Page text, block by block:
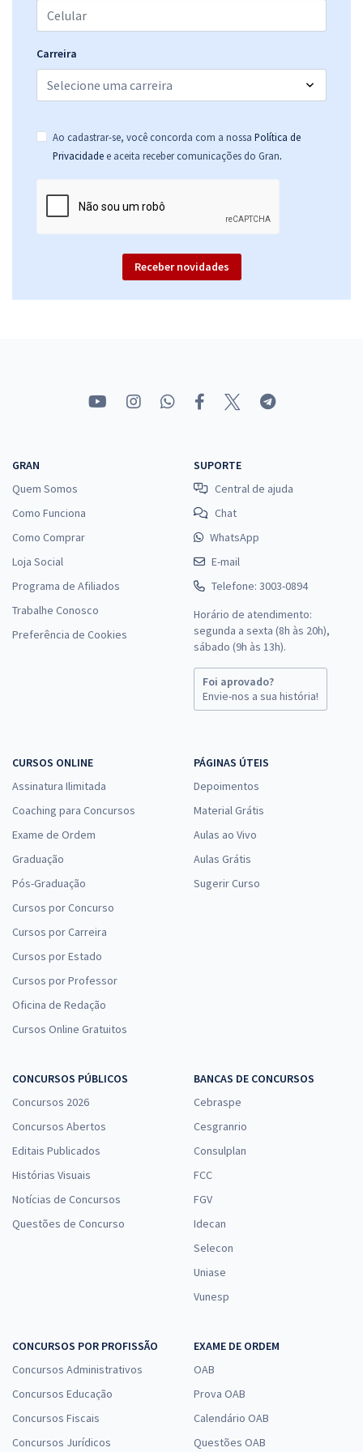
Carreira
Ao cadastrar-se, você concorda com a nossa Política de
Privacidade e aceita receber comunicações do Gran.
Receber novidades
GRAN
Quem Somos
Como Funciona
Como Comprar
Loja Social
Programa de Afiliados
Trabalhe Conosco
Preferência de Cookies
SUPORTE
Central de ajuda
Chat
WhatsApp
E-mail
Telefone: 3003-0894
Horário de atendimento:
segunda a sexta (8h às 20h),
sábado (9h às 13h).
Foi aprovado?
Envie-nos a sua história!
CURSOS ONLINE
Assinatura Ilimitada
Coaching para Concursos
Exame de Ordem
Graduação
Pós-Graduação
Cursos por Concurso
Cursos por Carreira
Cursos por Estado
Cursos por Professor
Oficina de Redação
Cursos Online Gratuitos
PÁGINAS ÚTEIS
Depoimentos
Material Grátis
Aulas ao Vivo
Aulas Grátis
Sugerir Curso
CONCURSOS PÚBLICOS
Concursos 2026
Concursos Abertos
Editais Publicados
Histórias Visuais
Notícias de Concursos
Questões de Concurso
BANCAS DE CONCURSOS
Cebraspe
Cesgranrio
Consulplan
FCC
FGV
Idecan
Selecon
Uniase
Vunesp
CONCURSOS POR PROFISSÃO
Concursos Administrativos
Concursos Educação
Concursos Fiscais
Concursos Jurídicos
EXAME DE ORDEM
OAB
Prova OAB
Calendário OAB
Questões OAB